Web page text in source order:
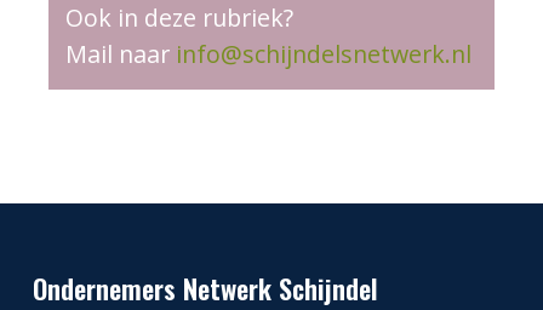
Ook in deze rubriek?
Mail naar info@schijndelsnetwerk.nl
Ondernemers Netwerk Schijndel